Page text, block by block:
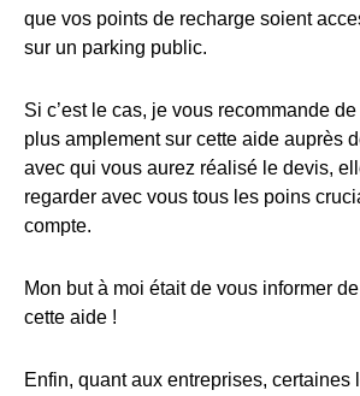
que vos points de recharge soient
sur un parking public.
Si c’est le cas, je vous recommande
plus amplement sur cette aide auprès
avec qui vous aurez réalisé le devis,
regarder avec vous tous les poins
compte.
Mon but à moi était de vous informer
cette aide !
Enfin, quant aux entreprises, certaines